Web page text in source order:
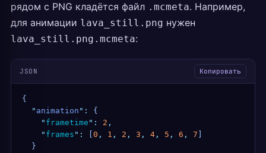
рядом с PNG кладётся файл .mcmeta. Например,
для анимации lava_still.png нужен
lava_still.png.mcmeta:
JSON Копировать
{
  "
animation " :
{
    "
frametime " : 2 ,
    "
frames " : 0 , 1 , 2 , 3 , 4 , 5 , 6 , 7
  }